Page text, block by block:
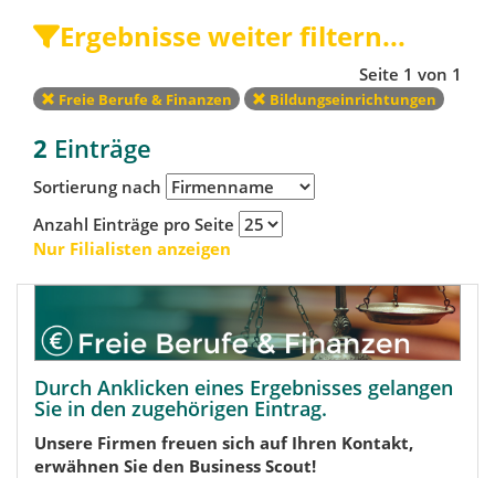
Ergebnisse weiter filtern...
Seite 1 von 1
Freie Berufe & Finanzen Bildungseinrichtungen
2 Einträge
Sortierung nach
Anzahl Einträge pro Seite
Nur Filialisten anzeigen
Durch Anklicken eines Ergebnisses gelangen
Sie in den zugehörigen Eintrag.
Unsere Firmen freuen sich auf Ihren Kontakt,
erwähnen Sie den Business Scout!